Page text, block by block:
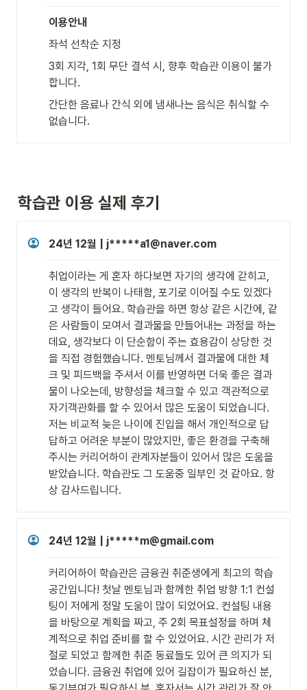
이용안내
좌석 선착순 지정
3회 지각, 1회 무단 결석 시, 향후 학습관 이용이 불가
합니다.
간단한 음료나 간식 외에 냄새나는 음식은 취식할 수
없습니다.
학습관 이용 실제 후기
24년 12월 | j*****a1@naver.com
취업이라는 게 혼자 하다보면 자기의 생각에 갇히고,
이 생각의 반복이 나태함, 포기로 이어질 수도 있겠다
고 생각이 들어요. 학습관을 하면 항상 같은 시간에, 같
은 사람들이 모여서 결과물을 만들어내는 과정을 하는
데요, 생각보다 이 단순함이 주는 효용감이 상당한 것
을 직접 경험했습니다. 멘토님께서 결과물에 대한 체
크 및 피드백을 주셔서 이를 반영하면 더욱 좋은 결과
물이 나오는데, 방향성을 체크할 수 있고 객관적으로
자기객관화를 할 수 있어서 많은 도움이 되었습니다.
저는 비교적 늦은 나이에 진입을 해서 개인적으로 답
답하고 어려운 부분이 많았지만, 좋은 환경을 구축해
주시는 커리어하이 관계자분들이 있어서 많은 도움을
받았습니다. 학습관도 그 도움중 일부인 것 같아요. 항
상 감사드립니다.
24년 12월 | j*****m@gmail.com
커리어하이 학습관은 금융권 취준생에게 최고의 학습
공간입니다! 첫날 멘토님과 함께한 취업 방향 1:1 컨설
팅이 저에게 정말 도움이 많이 되었어요. 컨설팅 내용
을 바탕으로 계획을 짜고, 주 2회 목표설정을 하며 체
계적으로 취업 준비를 할 수 있었어요. 시간 관리가 저
절로 되었고 함께한 취준 동료들도 있어 큰 의지가 되
었습니다. 금융권 취업에 있어 길잡이가 필요하신 분,